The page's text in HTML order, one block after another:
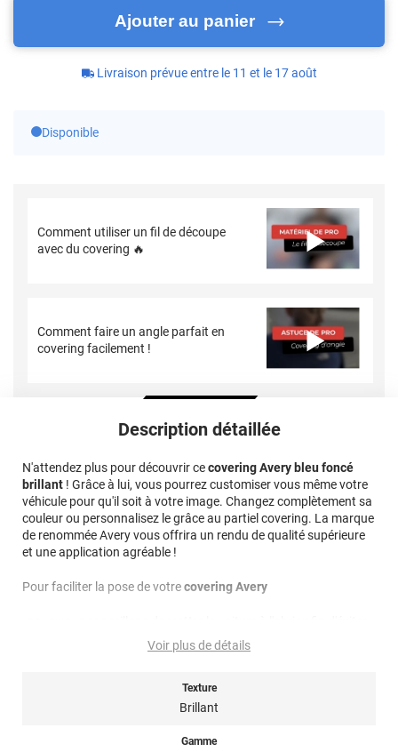
Ajouter au panier
Livraison prévue entre le 11 et le 17 août
Disponible
Comment utiliser un fil de découpe
avec du covering 🔥
Comment faire un angle parfait en
covering facilement !
Description détaillée
N'attendez plus pour découvrir cecovering Avery bleu foncé
brillant ! Grâce à lui, vous pourrez customiser vous même votre
véhicule pour qu'il soit à votre image. Changez complètement sa
couleur ou personnalisez le grâce au partiel covering. La marque
de renommée Avery vous offrira un rendu de qualité supérieure
et une application agréable !
Pour faciliter la pose de votrecovering Avery
les poussières mais aussi que la carrosserie soit trop froide.
Idéalement il faudrait poser le covering à une température
Nettoyage : les produits utilisés pour le nettoyage et l'entretien
idéalement équilibré c'est à dire ni trop acide, ni trop alcalin
Voir plus de détails
Texture
Brillant
Gamme